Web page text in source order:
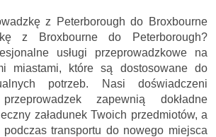
z Peterborough do Broxbourne
z Broxbourne do Peterborough?
usługi przeprowadzkowe na
miastami, które są dostosowane do
potrzeb. Nasi doświadczeni
zapewnią dokładne
załadunek Twoich przedmiotów, a
transportu do nowego miejsca